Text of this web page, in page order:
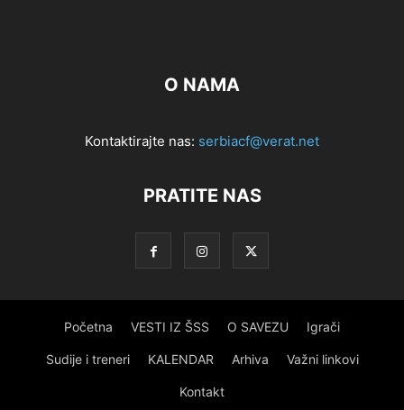
O NAMA
Kontaktirajte nas: serbiacf@verat.net
PRATITE NAS
Početna VESTI IZ ŠSS O SAVEZU Igrači
Sudije i treneri KALENDAR Arhiva Važni linkovi
Kontakt